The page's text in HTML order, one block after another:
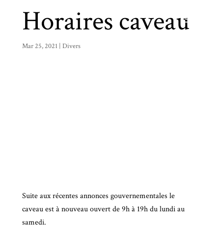
Horaires caveau
Mar 25, 2021 | Divers
Suite aux récentes annonces gouvernementales le
caveau est à nouveau ouvert de 9h à 19h du lundi au
samedi.